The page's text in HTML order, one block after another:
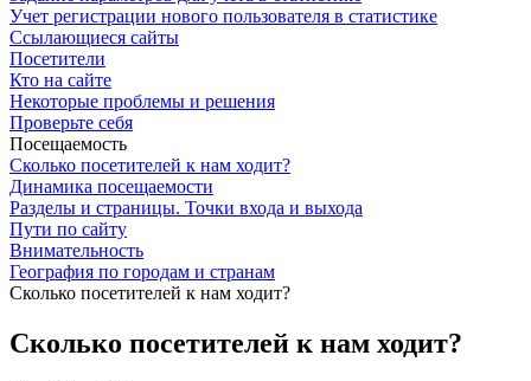
Учет регистрации нового пользователя в статистике
Ссылающиеся сайты
Посетители
Кто на сайте
Некоторые проблемы и решения
Проверьте себя
Посещаемость
Сколько посетителей к нам ходит?
Динамика посещаемости
Разделы и страницы. Точки входа и выхода
Пути по сайту
Внимательность
География по городам и странам
Сколько посетителей к нам ходит?
Сколько посетителей к нам ходит?